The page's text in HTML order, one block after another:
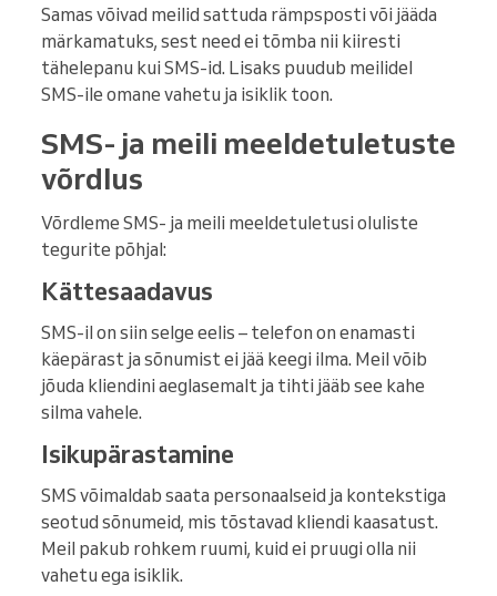
Samas võivad meilid sattuda rämpsposti või jääda
märkamatuks, sest need ei tõmba nii kiiresti
tähelepanu kui SMS-id. Lisaks puudub meilidel
SMS-ile omane vahetu ja isiklik toon.
SMS- ja meili meeldetuletuste
võrdlus
Võrdleme SMS- ja meili meeldetuletusi oluliste
tegurite põhjal:
Kättesaadavus
SMS-il on siin selge eelis – telefon on enamasti
käepärast ja sõnumist ei jää keegi ilma. Meil võib
jõuda kliendini aeglasemalt ja tihti jääb see kahe
silma vahele.
Isikupärastamine
SMS võimaldab saata personaalseid ja kontekstiga
seotud sõnumeid, mis tõstavad kliendi kaasatust.
Meil pakub rohkem ruumi, kuid ei pruugi olla nii
vahetu ega isiklik.